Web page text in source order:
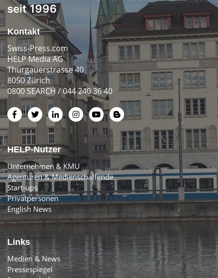
seit 1996
Kontakt
Swiss-Press.com
HELP Media AG
Thurgauerstrasse 40
8050 Zürich
0800 SEARCH / 044 240 36 40
HELP-Nutzer
Unternehmen & KMU
Agenturen & Medienschaffende
Start-ups
Privatpersonen
English News
Links
Medien & News
Pressespiegel